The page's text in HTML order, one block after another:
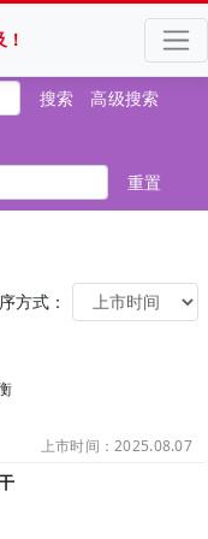
搜索
高级搜索
重置
方式：
上市时间：2025.08.07